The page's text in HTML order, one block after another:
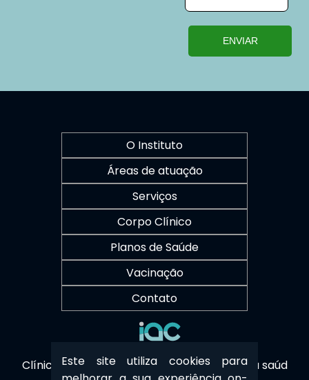
ENVIAR
O Instituto
Áreas de atuação
Serviços
Corpo Clínico
Planos de Saúde
Vacinação
Contato
Clínica Sustentável - Cuidamos também da saúd
Este site utiliza cookies para